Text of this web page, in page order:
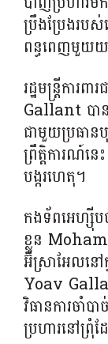
ប្រឹងប្រែងរបស់
ពន្ធពេញមួយ
រដ្ឋមន្ត្រីកា
Gallant បាន
ជាមួយប្រធា
ព្រឹត្តិការណ៍នេ
បង្ករហេតុ។
កងទ័ពអេហ្ស៊ីប
ខ្លួន
អ៊ីស្រាអែលនៅ
Yoav
វិធានការចាំប
ប្រហារនៅព្រុំ